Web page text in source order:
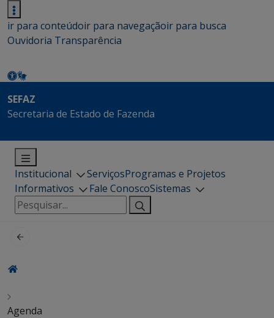
ir para conteúdoir para navegaçãoir para busca
Ouvidoria Transparência
SEFAZ
Secretaria de Estado de Fazenda
Institucional ServiçosProgramas e Projetos
Informativos
Fale ConoscoSistemas
Pesquisar
por:
Agenda